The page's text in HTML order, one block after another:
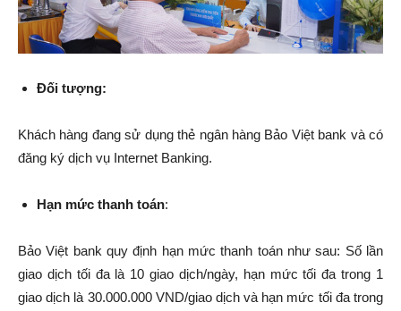
Đối tượng:
Khách hàng đang sử dụng thẻ ngân hàng Bảo Việt bank và có
đăng ký dịch vụ Internet Banking.
Hạn mức thanh toán:
Bảo Việt bank quy định hạn mức thanh toán như sau: Số lần
giao dịch tối đa là 10 giao dịch/ngày, hạn mức tối đa trong 1
giao dịch là 30.000.000 VND/giao dịch và hạn mức tối đa trong